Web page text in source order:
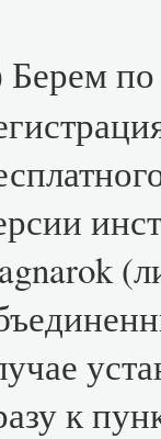
Берем
к